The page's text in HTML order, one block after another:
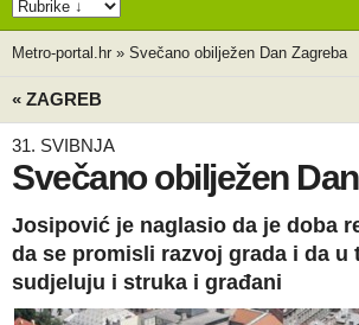
Metro-portal.hr » Svečano obilježen Dan Zagreba
« ZAGREB
31. SVIBNJA
Svečano obilježen
Josipović je naglasio da je doba
da se promisli razvoj grada i da u
sudjeluju i struka i građani